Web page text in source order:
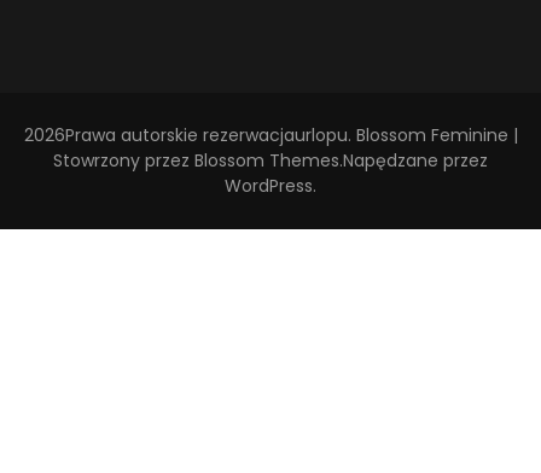
2026Prawa autorskie rezerwacjaurlopu. Blossom Feminine |
Stowrzony przez Blossom Themes.Napędzane przez
WordPress.